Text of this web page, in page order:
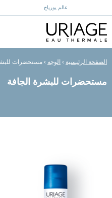
عالم يورياج
الصفحة الرئيسية › الوجه › مستحضرات
مستحضرات للبشرة الجافة